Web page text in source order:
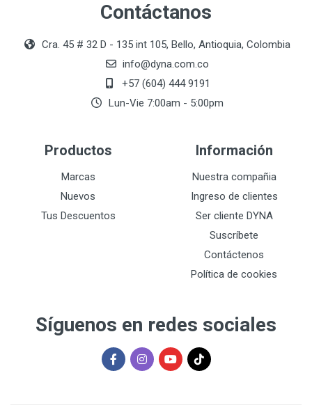
Contáctanos
Cra. 45 # 32 D - 135 int 105, Bello, Antioquia, Colombia
info@dyna.com.co
+57 (604) 444 9191
Lun-Vie 7:00am - 5:00pm
Productos
Marcas
Nuevos
Tus Descuentos
Información
Nuestra compañia
Ingreso de clientes
Ser cliente DYNA
Suscríbete
Contáctenos
Política de cookies
Síguenos en redes sociales